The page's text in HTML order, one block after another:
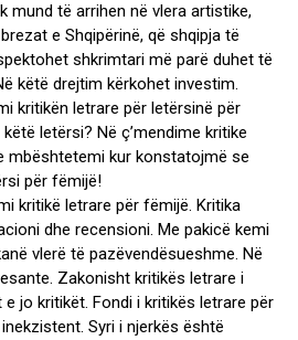
mund të arrihen në vlera artistike,
e Shqipërinë, që shqipja të
shkrimtari më parë duhet të
këtë drejtim kërkohet investim.
kritikën letrare për letërsinë për
letërsi? Në ç’mendime kritike
mbështetemi kur konstatojmë se
për fëmijë!
kritikë letrare për fëmijë. Kritika
dhe recensioni. Me pakicë kemi
vlerë të pazëvendësueshme. Në
Zakonisht kritikës letrare i
jo kritikët. Fondi i kritikës letrare për
Syri i njerkës është